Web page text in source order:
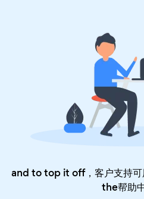
and to top it off，客户支持
the帮助